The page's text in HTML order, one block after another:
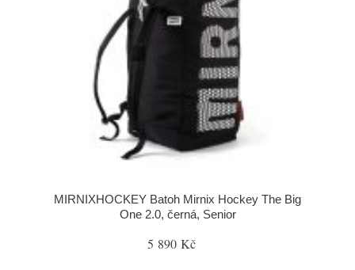
MIRNIXHOCKEY Batoh Mirnix Hockey The Big
One 2.0, černá, Senior
5 890 Kč